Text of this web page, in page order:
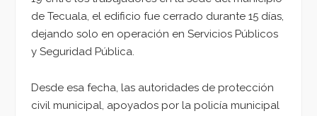
de Tecuala, el edificio fue cerrado durante 15 días,
dejando solo en operación en Servicios Públicos
y Seguridad Pública.
Desde esa fecha, las autoridades de protección
civil municipal, apoyados por la policía municipal